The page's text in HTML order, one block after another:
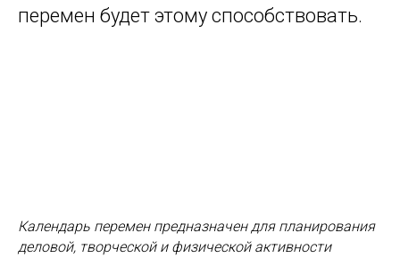
перемен будет этому способствовать.
Календарь перемен предназначен для планирования
деловой, творческой и физической активности